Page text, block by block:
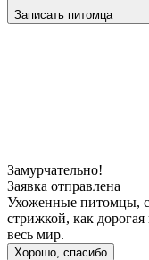
Записать питомца
Замурчательно!
Заявка отправлена
Ухоженные питомцы,
стрижкой, как дорогая
весь мир.
Хорошо, спасибо